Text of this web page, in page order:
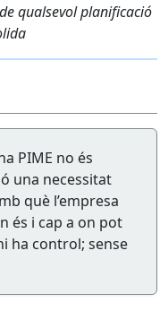
qualsevol planificació
PIME no és
una necessitat
què l’empresa
és i cap a on pot
ha control; sense